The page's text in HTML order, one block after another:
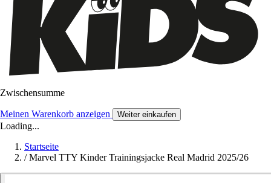
Zwischensumme
Meinen Warenkorb anzeigen Weiter einkaufen
Loading...
Startseite
/ Marvel TTY Kinder Trainingsjacke Real Madrid 2025/26